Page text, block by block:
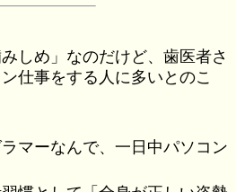
しめ」なのだけど、歯医者さ
仕事をする人に多いとのこ
マーなんで、一日中パソコン